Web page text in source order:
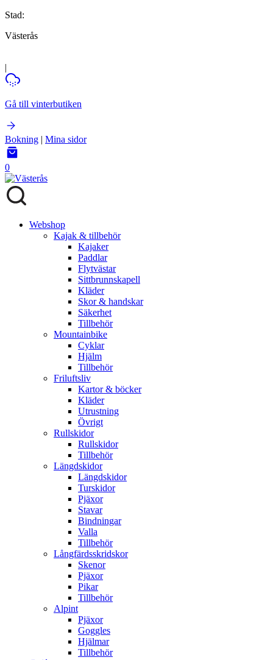
Stad:
Västerås
|
Gå till vinterbutiken
Bokning | Mina sidor
0
Webshop
Kajak & tillbehör
Kajaker
Paddlar
Flytvästar
Sittbrunnskapell
Kläder
Skor & handskar
Säkerhet
Tillbehör
Mountainbike
Cyklar
Hjälm
Tillbehör
Friluftsliv
Kartor & böcker
Kläder
Utrustning
Övrigt
Rullskidor
Rullskidor
Tillbehör
Längdskidor
Längdskidor
Turskidor
Pjäxor
Stavar
Bindningar
Valla
Tillbehör
Långfärdsskridskor
Skenor
Pjäxor
Pikar
Tillbehör
Alpint
Pjäxor
Goggles
Hjälmar
Tillbehör